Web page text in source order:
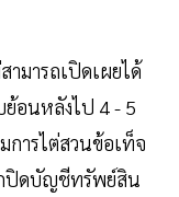
มารถเปิดเผยได้
ย้อนหลังไป 4 - 5
การไต่สวนข้อเท็จ
กปิดบัญชีทรัพย์สิน